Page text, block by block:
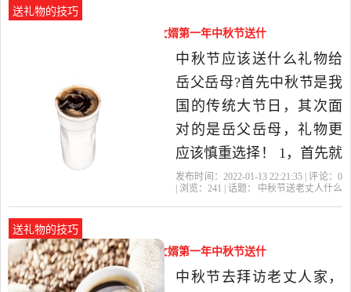
在颜色方面，尽量送喜
气、热闹的颜色花卉，不
要送全白或太过素雅的花
朵。推荐...老丈人过
送礼物的技巧
中秋节送老丈人什么礼物好（女婿第一年中秋节送什
中秋节应该送什么礼物给
岳父岳母?首先中秋节是我
国的传统大节日，其次面
对的是岳父岳母，礼物更
应该慎重选择！ 1，首先就
是月饼了。月饼也有很多
枣泥，水果，蛋黄，莲蓉
等等。你可以去当地各大
发布时间：2022-01-13 22:21:35 | 评论： 0
| 浏览： 241 | 话题：
中秋节送老丈人什么
送礼物的技巧
中秋节去丈人家送什么礼物（女婿第一年中秋节送什
么）
中秋节去拜访老丈人家，